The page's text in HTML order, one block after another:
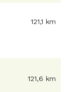
121,1 km
121,6 km